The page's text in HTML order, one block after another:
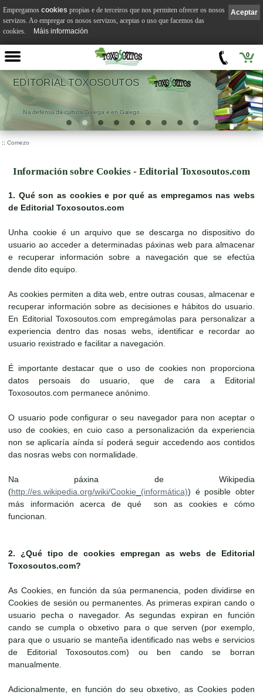
0
EDITORIAL TOXOSOUTOS
Na defensa da cultura Galega e en Galego
:: Comezo
Información sobre Cookies - Editorial Toxosoutos.com
1. Qué son as cookies e por qué as empregamos nas webs
de Editorial Toxosoutos.com
Unha cookie é un arquivo que se descarga no dispositivo do
usuario ao acceder a determinadas páxinas web para almacenar
e recuperar información sobre a navegación que se efectúa
dende dito equipo.
As cookies permiten a dita web, entre outras cousas, almacenar e
recuperar información sobre as decisiones e hábitos do usuario.
En Editorial Toxosoutos.com empregámolas para personalizar a
experiencia dentro das nosas webs, identificar e recordar ao
usuario rexistrado e facilitar a navegación.
É importante destacar que o uso de cookies non proporciona
datos persoais do usuario, que de cara a Editorial
Toxosoutos.com permanece anónimo.
O usuario pode configurar o seu navegador para non aceptar o
uso de cookies, en cuio caso a personalización da experiencia
non se aplicaría aínda sí poderá seguir accedendo aos contidos
das nosras webs con normalidade.
Na páxina de Wikipedia
(http://es.wikipedia.org/wiki/Cookie_(informática)) é posible obter
más información acerca de qué son as cookies e cómo
funcionan.
2. ¿Qué tipo de cookies empregan as webs de Editorial
Toxosoutos.com?
As Cookies, en función da súa permanencia, poden dividirse en
Cookies de sesión ou permanentes. As primeras expiran cando o
usuario pecha o navegador. As segundas expiran en función
cando se cumpla o obxetivo para o que serven (por exemplo,
para que o usuario se manteña identificado nas webs e servicios
de Editorial Toxosoutos.com) ou ben cando se borran
manualmente.
Adicionalmente, en función do seu obxetivo, as Cookies poden
Aceptar
Empregamos cookies propias e de terceiros que nos permiten ofrecer os nosos
servizos. Ao empregar os nosos servizos, aceptas o uso que facemos das
cookies.
Máis información